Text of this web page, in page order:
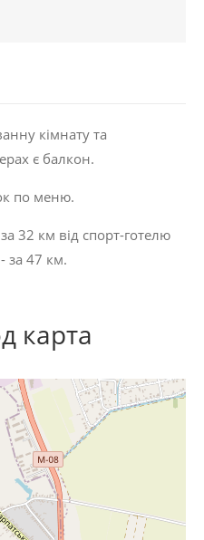
кімнату та
є балкон.
по меню.
32 км від спорт-готелю
за 47 км.
карта